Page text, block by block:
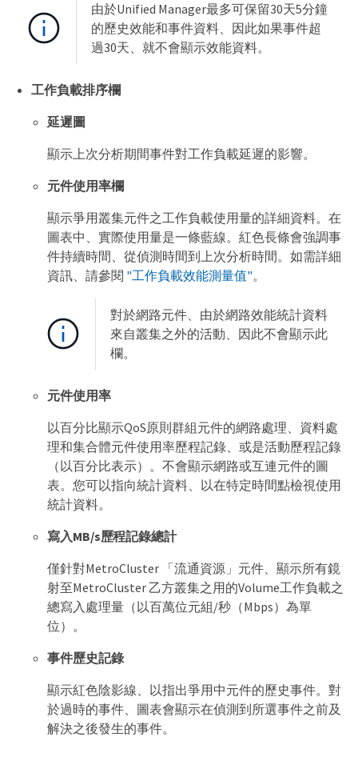
由於Unified Manager最多可保留30天5分鐘
的歷史效能和事件資料、因此如果事件超
過30天、就不會顯示效能資料。
工作負載排序欄
延遲圖
顯示上次分析期間事件對工作負載延遲的影響。
元件使用率欄
顯示爭用叢集元件之工作負載使用量的詳細資料。在
圖表中、實際使用量是一條藍線。紅色長條會強調事
件持續時間、從偵測時間到上次分析時間。如需詳細
資訊、請參閱 "工作負載效能測量值"。
對於網路元件、由於網路效能統計資料
來自叢集之外的活動、因此不會顯示此
欄。
元件使用率
以百分比顯示QoS原則群組元件的網路處理、資料處
理和集合體元件使用率歷程記錄、或是活動歷程記錄
（以百分比表示）。不會顯示網路或互連元件的圖
表。您可以指向統計資料、以在特定時間點檢視使用
統計資料。
寫入MB/s歷程記錄總計
僅針對MetroCluster 「流通資源」元件、顯示所有鏡
射至MetroCluster 乙方叢集之用的Volume工作負載之
總寫入處理量（以百萬位元組/秒（Mbps）為單
位）。
事件歷史記錄
顯示紅色陰影線、以指出爭用中元件的歷史事件。對
於過時的事件、圖表會顯示在偵測到所選事件之前及
解決之後發生的事件。